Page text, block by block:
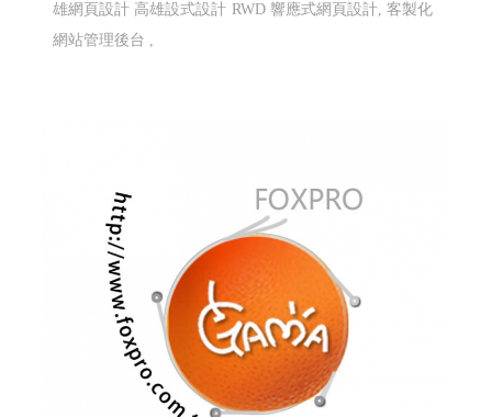
雄網頁設計 高雄設式設計 RWD 響應式網頁設計, 客製化
網站管理後台 ,